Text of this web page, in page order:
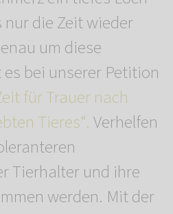
nur die Zeit wieder
um diese
bei unserer Petition
für Trauer nach
Tieres“.Verhelfen
Tierhalter und ihre
werden. Mit der